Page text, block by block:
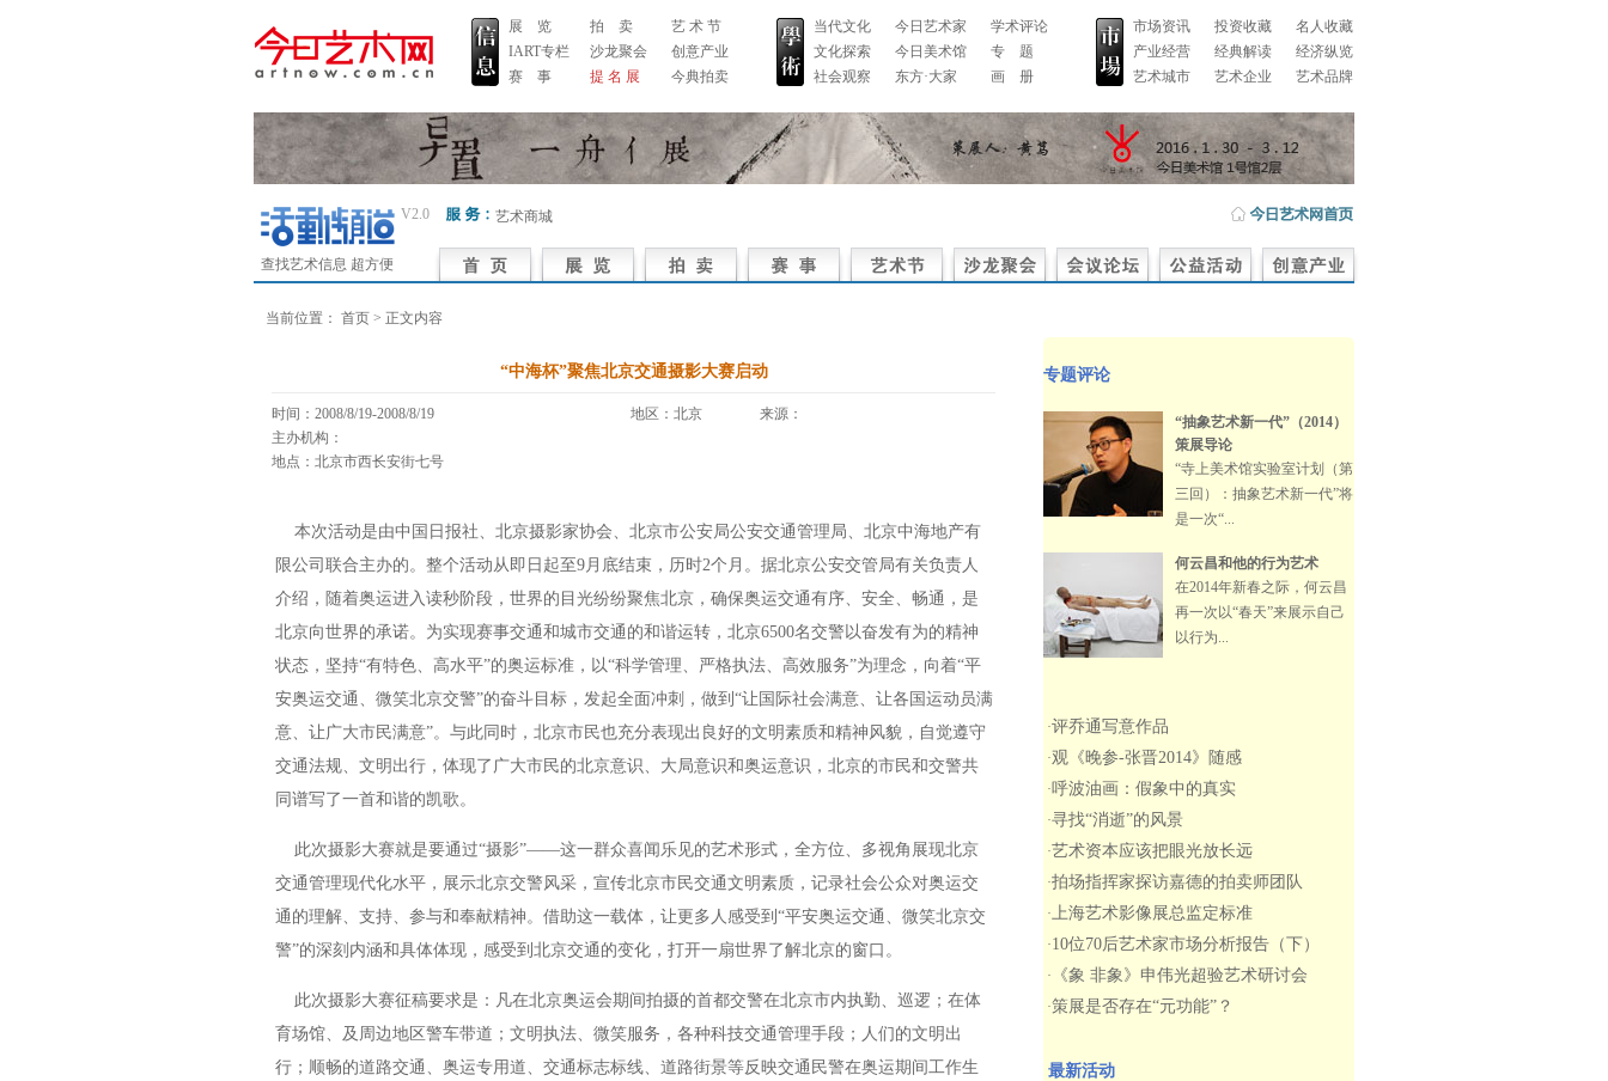
展 览
IART专栏
赛 事
拍 卖
沙龙聚会
提 名 展
艺 术 节
创意产业
今典拍卖
当代文化
文化探索
社会观察
今日艺术家
今日美术馆
东方·大家
学术评论
专 题
画 册
市场资讯
产业经营
艺术城市
投资收藏
经典解读
艺术企业
名人收藏
经济纵览
艺术品牌
查找艺术信息 超方便
V2.0 艺术商城
当前位置： 首页 > 正文内容
“中海杯”聚焦北京交通摄影大赛启动
时间：2008/8/19-2008/8/19
地区：北京 来源：
主办机构：
地点：北京市西长安街七号
本次活动是由中国日报社、北京摄影家协会、北京市公安局公安交通管理局、北京中海地产有
限公司联合主办的。整个活动从即日起至9月底结束，历时2个月。据北京公安交管局有关负责人
介绍，随着奥运进入读秒阶段，世界的目光纷纷聚焦北京，确保奥运交通有序、安全、畅通，是
北京向世界的承诺。为实现赛事交通和城市交通的和谐运转，北京6500名交警以奋发有为的精神
状态，坚持“有特色、高水平”的奥运标准，以“科学管理、严格执法、高效服务”为理念，向着“平
安奥运交通、微笑北京交警”的奋斗目标，发起全面冲刺，做到“让国际社会满意、让各国运动员满
意、让广大市民满意”。与此同时，北京市民也充分表现出良好的文明素质和精神风貌，自觉遵守
交通法规、文明出行，体现了广大市民的北京意识、大局意识和奥运意识，北京的市民和交警共
同谱写了一首和谐的凯歌。
此次摄影大赛就是要通过“摄影”——这一群众喜闻乐见的艺术形式，全方位、多视角展现北京
交通管理现代化水平，展示北京交警风采，宣传北京市民交通文明素质，记录社会公众对奥运交
通的理解、支持、参与和奉献精神。借助这一载体，让更多人感受到“平安奥运交通、微笑北京交
警”的深刻内涵和具体体现，感受到北京交通的变化，打开一扇世界了解北京的窗口。
此次摄影大赛征稿要求是：凡在北京奥运会期间拍摄的首都交警在北京市内执勤、巡逻；在体
育场馆、及周边地区警车带道；文明执法、微笑服务，各种科技交通管理手段；人们的文明出
行；顺畅的道路交通、奥运专用道、交通标志标线、道路街景等反映交通民警在奥运期间工作生
专题评论
“抽象艺术新一代”（2014）
策展导论
“寺上美术馆实验室计划（第
三回）：抽象艺术新一代”将
是一次“...
何云昌和他的行为艺术
在2014年新春之际，何云昌
再一次以“春天”来展示自己
以行为...
·评乔通写意作品
·观《晚参-张晋2014》随感
·呼波油画：假象中的真实
·寻找“消逝”的风景
·艺术资本应该把眼光放长远
·拍场指挥家探访嘉德的拍卖师团队
·上海艺术影像展总监定标准
·10位70后艺术家市场分析报告（下）
· 《象 非象》申伟光超验艺术研讨会
·策展是否存在“元功能”？
最新活动